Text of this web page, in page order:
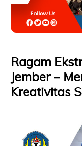
Ragam
Jember –
Kreativitas